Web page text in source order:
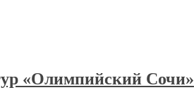
«Олимпийский Сочи»